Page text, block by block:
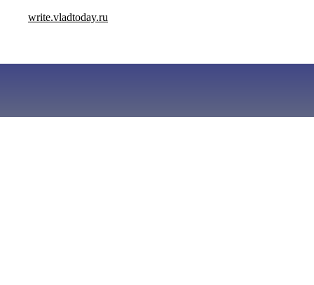
write.vladtoday.ru